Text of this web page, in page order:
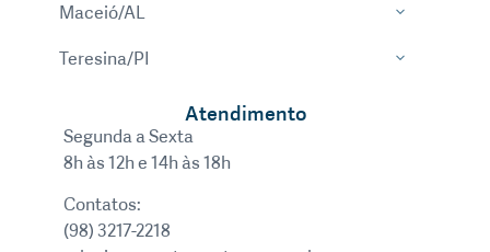
Maceió/AL
Teresina/PI
Atendimento
Segunda a Sexta
8h às 12h e 14h às 18h
Contatos:
(98) 3217-2218